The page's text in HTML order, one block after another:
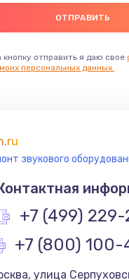
Заказать
Замена
1200 руб.
Заказать
Замена реле
отправить я даю свое
персональных данных.
звукового
+7 (499)
+7 (800)
, улица